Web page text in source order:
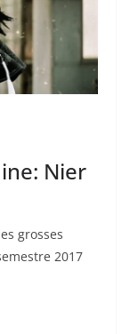
Nier
grosses
2017